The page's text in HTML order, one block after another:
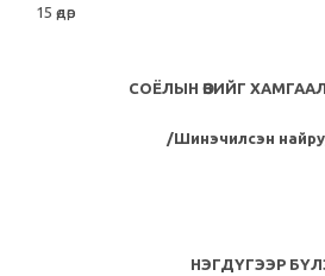
15 өдөр
СОЁЛЫН ӨВИЙГ
/Шинэчилсэн
НЭГДҮГЭЭР